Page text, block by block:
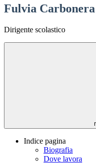
Fulvia Carbonera
Dirigente scolastico
Indice pagina
Biografia
Dove lavora